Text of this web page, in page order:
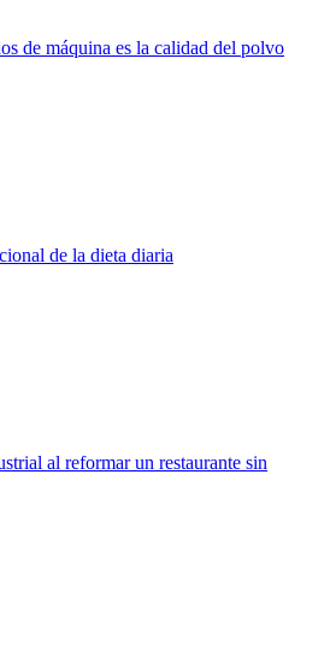
de máquina es la calidad del polvo
de la dieta diaria
al reformar un restaurante sin